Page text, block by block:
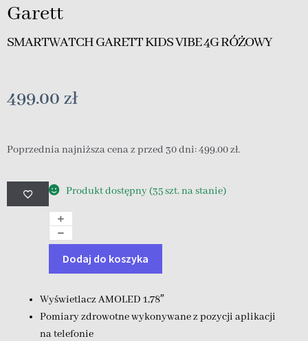
Garett
SMARTWATCH GARETT KIDS VIBE 4G RÓŻOWY
499.00 zł
Poprzednia najniższa cena z przed 30 dni:499.00zł.
Produkt dostępny (35 szt. na stanie)
Dodaj do koszyka
Wyświetlacz AMOLED 1,78″
Pomiary zdrowotne wykonywane z pozycji aplikacji
na telefonie